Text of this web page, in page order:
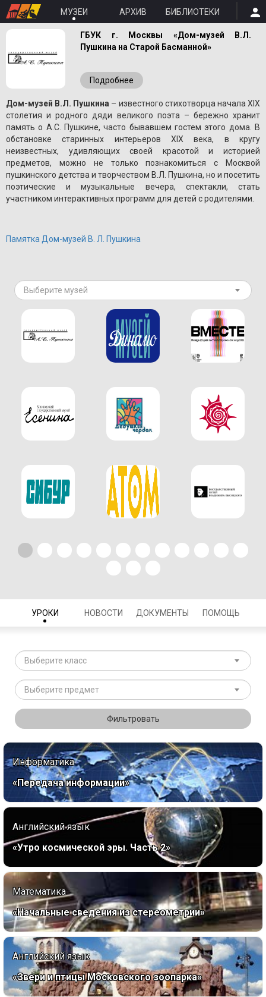
МУЗЕИ АРХИВ БИБЛИОТЕКИ
ГБУК г. Москвы «Дом-музей В.Л.
Пушкина на Старой Басманной»
Подробнее
Дом-музей В.Л. Пушкина – известного стихотворца начала XIX
столетия и родного дяди великого поэта – бережно хранит
память о A.С. Пушкине, часто бывавшем гостем этого дома. В
обстановке старинных интерьеров XIX века, в кругу
неизвестных, удивляющих своей красотой и историей
предметов, можно не только познакомиться с Москвой
пушкинского детства и творчеством В.Л. Пушкина, но и посетить
поэтические и музыкальные вечера, спектакли, стать
участником интерактивных программ для детей с родителями.
Памятка Дом-музей В. Л. Пушкина
Выберите музей
УРОКИ НОВОСТИ ДОКУМЕНТЫ ПОМОЩЬ
Выберите класс
Выберите предмет
Фильтровать
Информатика
«Передача информации»
Английский язык
«Утро космической эры. Часть 2»
Математика
«Начальные сведения из стереометрии»
Английский язык
«Звери и птицы Московского зоопарка»